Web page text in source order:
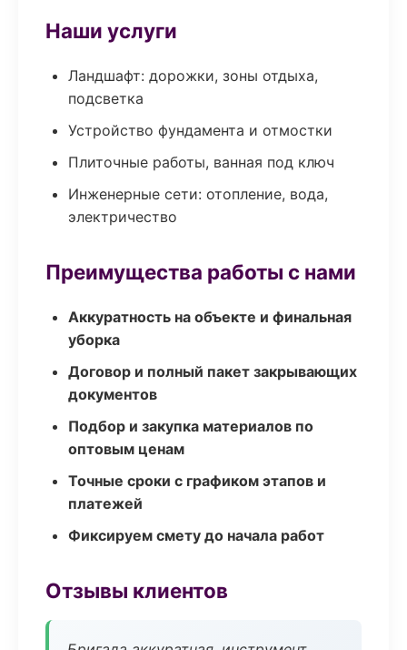
Наши услуги
Ландшафт: дорожки, зоны отдыха,
подсветка
Устройство фундамента и отмостки
Плиточные работы, ванная под ключ
Инженерные сети: отопление, вода,
электричество
Преимущества работы с нами
Аккуратность на объекте и финальная
уборка
Договор и полный пакет закрывающих
документов
Подбор и закупка материалов по
оптовым ценам
Точные сроки с графиком этапов и
платежей
Фиксируем смету до начала работ
Отзывы клиентов